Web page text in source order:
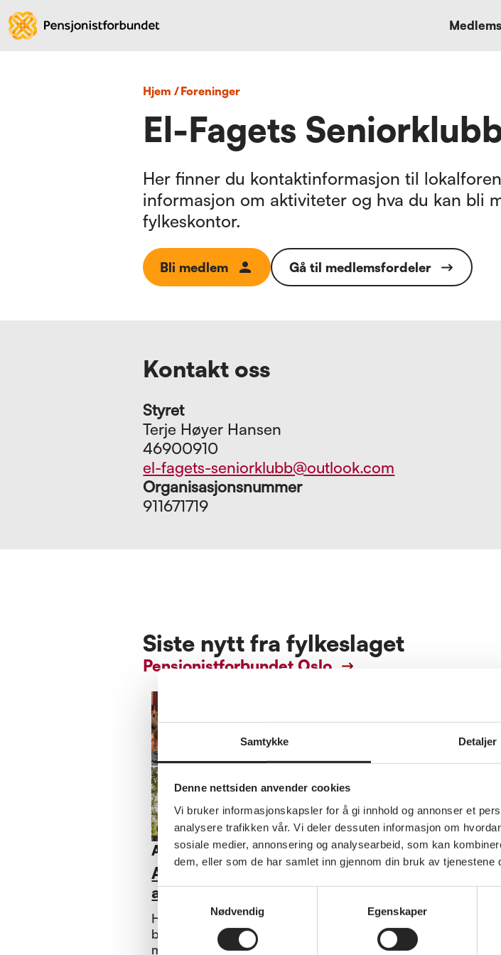
Samtykke Detaljer
Denne nettsiden anvender cookies
Vi bruker informasjonskapsler for å gi innhold og annonser et
analysere trafikken vår. Vi deler dessuten informasjon om
sosiale medier, annonsering og analysearbeid, som kan
dem, eller som de har samlet inn gjennom din bruk av tjenestene
Samtykkevalg
Nødvendig
Egenskaper
Hjem/ foreninger
El-Fagets
Her finner du kontaktinformasjon til
informasjon om aktiviteter og hva du kan bli
fylkeskontor.
Bli medlem Gå til medlemsfordeler
Kontakt oss
Styret
Terje Høyer Hansen
46900910
el-fagets-seniorklubb@outlook.com
Organisasjonsnummer
911671719
Siste nytt fra fylkeslaget
Pensjonistforbundet Oslo
Annet
Arrangementer og
aktiviteter høsten 2026
Hold av datoene, og bli med på
både musikalske, lærerike, og ikke
minst begivenhetsrike opplevelser
Annet
Café & Musikk 2.
september med
MONICAZ VALS -
hyllest til Monica
Zetterlund